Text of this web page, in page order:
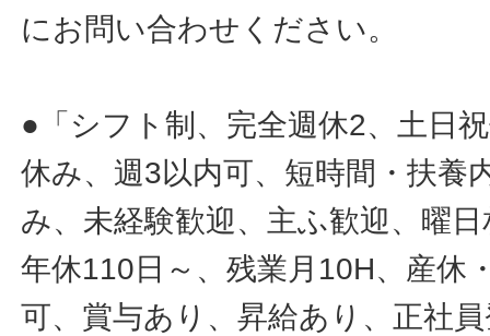
にお問い合わせください。
●「シフト制、完全週休2、土日
休み、週3以内可、短時間・扶養
み、未経験歓迎、主ふ歓迎、曜
年休110日～、残業月10H、産休
可、賞与あり、昇給あり、正社